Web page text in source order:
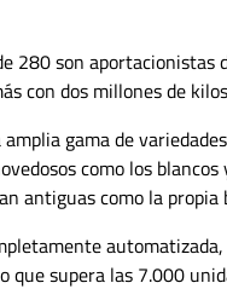
280 son
con dos millones de
gama de
como los
antiguas como la propia
que supera las 7.000